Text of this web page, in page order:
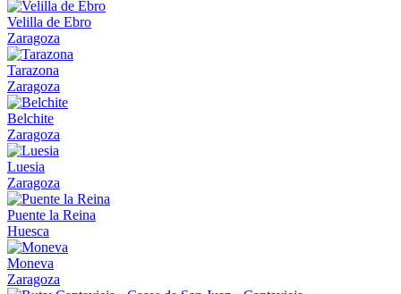
Velilla de Ebro
Zaragoza
Tarazona
Zaragoza
Belchite
Zaragoza
Luesia
Zaragoza
Puente la Reina
Huesca
Moneva
Zaragoza